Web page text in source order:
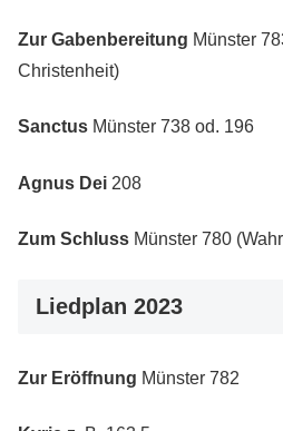
Zur Gabenbereitung Münster
Christenheit)
Sanctus Münster 738 od. 196
Agnus Dei 208
Zum Schluss Münster 780
Liedplan 2023
Zur Eröffnung Münster 782